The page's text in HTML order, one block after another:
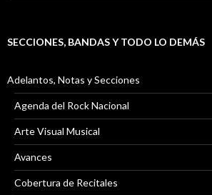
SECCIONES, BANDAS Y TODO LO DEMÁS
Adelantos, Notas y Secciones
Agenda del Rock Nacional
Arte Visual Musical
Avances
Cobertura de Recitales